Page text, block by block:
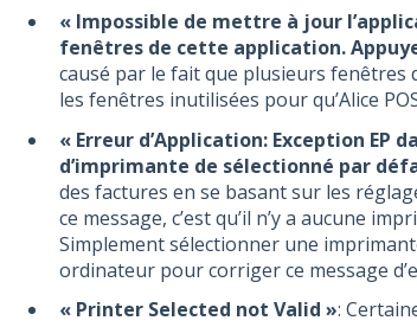
« Impossible de mettre à jour
fenêtres de cette application.
causé par le fait que plusieurs fenêtres
les fenêtres inutilisées pour qu’Alice
« Erreur d’Application: Exception EP
d’imprimante de sélectionné par
des factures en se basant sur les
ce message, c’est qu’il n’y a aucune
Simplement sélectionner une
ordinateur pour corriger ce message
« Printer Selected not Valid »: